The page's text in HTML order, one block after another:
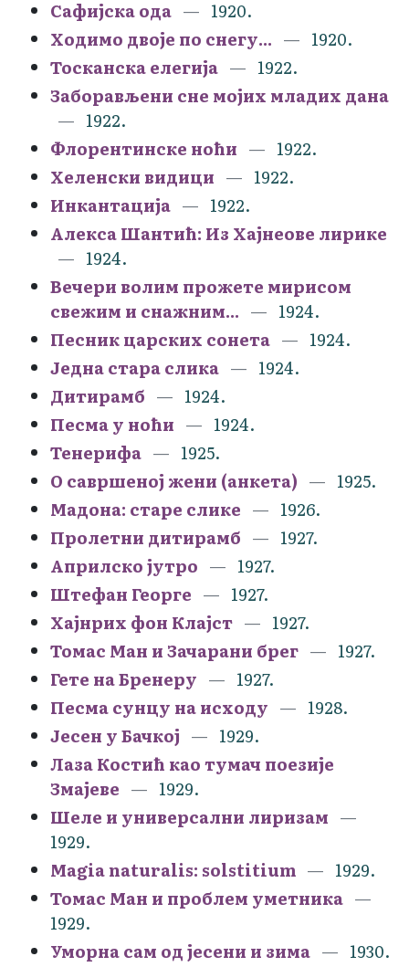
Сафијска ода
1920.
Ходимо двоје по снегу...
1920.
Тосканска елегија
1922.
Заборављени сне мојих младих дана
1922.
Флорентинске ноћи
1922.
Хеленски видици
1922.
Инкантација
1922.
Алекса Шантић: Из Хајнеове лирике
1924.
Вечери волим прожете мирисом
свежим и снажним...
1924.
Песник царских сонета
1924.
Једна стара слика
1924.
Дитирамб
1924.
Песма у ноћи
1924.
Тенерифа
1925.
О савршеној жени (анкета)
1925.
Мадона: старе слике
1926.
Пролетни дитирамб
1927.
Априлско јутро
1927.
Штефан Георге
1927.
Хајнрих фон Клајст
1927.
Томас Ман и Зачарани брег
1927.
Гете на Бренеру
1927.
Песма сунцу на исходу
1928.
Јесен у Бачкој
1929.
Лаза Костић као тумач поезије
Змајеве
1929.
Шеле и универсални лиризам
1929.
Magia naturalis: solstitium
1929.
Томас Ман и проблем уметника
1929.
Уморна сам од јесени и зима
1930.